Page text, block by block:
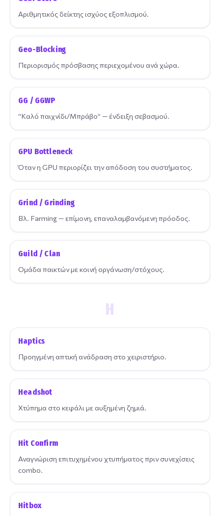
Αριθμητικός δείκτης ισχύος εξοπλισμού.
Geo-Blocking
Περιορισμός πρόσβασης περιεχομένου ανά χώρα.
GG / GGWP
“Καλό παιχνίδι/Μπράβο” — ένδειξη σεβασμού.
GPU Bottleneck
Όταν η GPU περιορίζει την απόδοση του συστήματος.
Grind / Grinding
Βλ. Farming — επίμονη, επαναλαμβανόμενη πρόοδος.
Guild / Clan
Ομάδα παικτών με κοινή οργάνωση/στόχους.
H
Haptics
Προηγμένη απτική ανάδραση στο χειριστήριο.
Headshot
Χτύπημα στο κεφάλι με αυξημένη ζημιά.
Hit Confirm
Αναγνώριση επιτυχημένου χτυπήματος πριν συνεχίσεις
combo.
Hitbox